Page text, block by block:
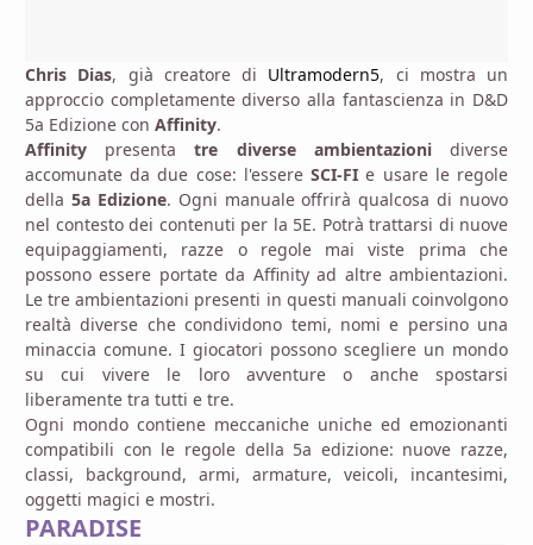
Chris Dias, già creatore di Ultramodern5, ci mostra un
approccio completamente diverso alla fantascienza in D&D
5a Edizione con Affinity.
Affinity presentatre diverse ambientazionidiverse
accomunate da due cose: l'essereSCI-FI e usare le regole
della 5a Edizione. Ogni manuale offrirà qualcosa di nuovo
nel contesto dei contenuti per la 5E. Potrà trattarsi di nuove
equipaggiamenti, razze o regole mai viste prima che
possono essere portate da Affinity ad altre ambientazioni.
Le tre ambientazioni presenti in questi manuali coinvolgono
realtà diverse che condividono temi, nomi e persino una
minaccia comune. I giocatori possono scegliere un mondo
su cui vivere le loro avventure o anche spostarsi
liberamente tra tutti e tre.
Ogni mondo contiene meccaniche uniche ed emozionanti
compatibili con le regole della 5a edizione: nuove razze,
classi, background, armi, armature, veicoli, incantesimi,
oggetti magici e mostri.
PARADISE